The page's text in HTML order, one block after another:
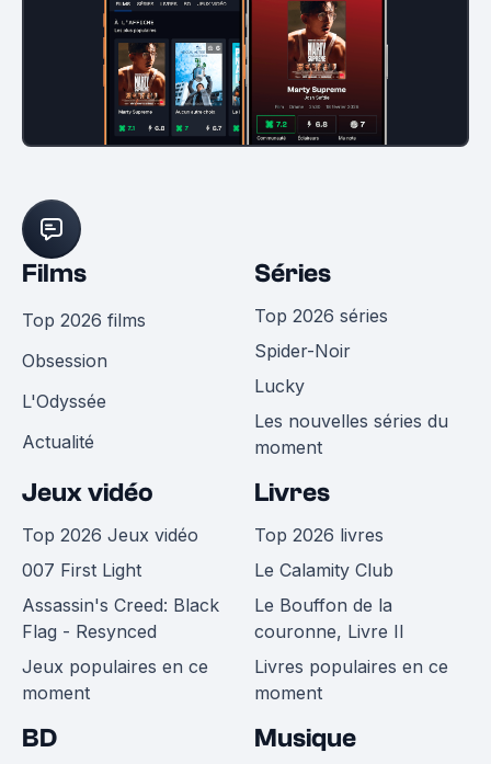
Films
Top 2026 films
Obsession
L'Odyssée
Actualité
Séries
Top 2026 séries
Spider-Noir
Lucky
Les nouvelles séries du
moment
Jeux vidéo
Top 2026 Jeux vidéo
007 First Light
Assassin's Creed: Black
Flag - Resynced
Jeux populaires en ce
moment
Livres
Top 2026 livres
Le Calamity Club
Le Bouffon de la
couronne, Livre II
Livres populaires en ce
moment
BD Musique